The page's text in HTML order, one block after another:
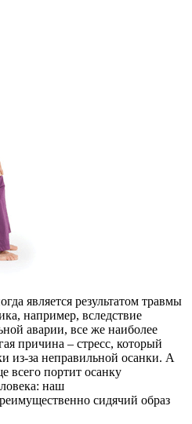
является результатом травмы
например, вследствие
аварии, все же наиболее
причина – стресс, который
за неправильной осанки. А
всего портит осанку
наш
сидячий образ